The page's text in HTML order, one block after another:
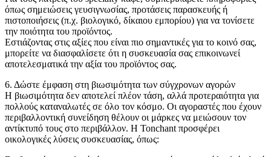
όπως σημειώσεις γευσιγνωσίας, προτάσεις παρασκευής ή
πιστοποιήσεις (π.χ. βιολογικό, δίκαιου εμπορίου) για να τονίσετε
την ποιότητα του προϊόντος.
Εστιάζοντας στις αξίες που είναι πιο σημαντικές για το κοινό σας,
μπορείτε να διασφαλίσετε ότι η συσκευασία σας επικοινωνεί
αποτελεσματικά την αξία του προϊόντος σας.
6. Δώστε έμφαση στη βιωσιμότητα των σύγχρονων αγορών
Η βιωσιμότητα δεν αποτελεί πλέον τάση, αλλά προτεραιότητα για
πολλούς καταναλωτές σε όλο τον κόσμο. Οι αγοραστές που έχουν
περιβαλλοντική συνείδηση ​​θέλουν οι μάρκες να μειώσουν τον
αντίκτυπό τους στο περιβάλλον. Η Tonchant προσφέρει
οικολογικές λύσεις συσκευασίας, όπως: